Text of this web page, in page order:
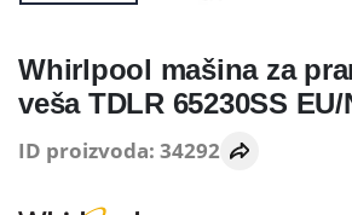
Whirlpool mašina za
veša TDLR 65230SS EU/
ID proizvoda: 34292